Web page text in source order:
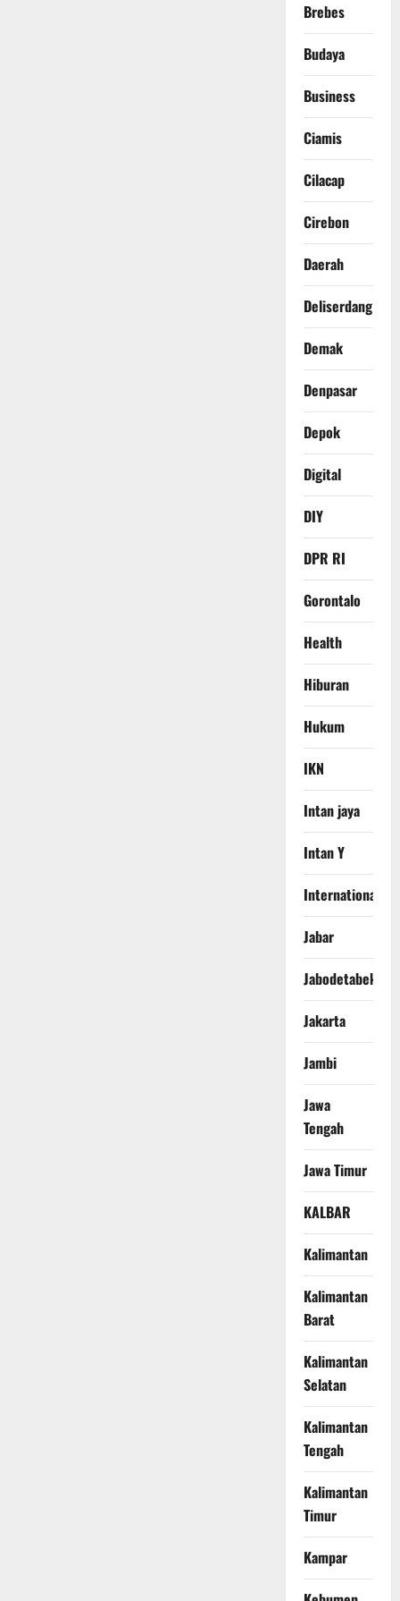
Brebes
Budaya
Business
Ciamis
Cilacap
Cirebon
Daerah
Deliserdang
Demak
Denpasar
Depok
Digital
DIY
DPR RI
Gorontalo
Health
Hiburan
Hukum
IKN
Intan jaya
Intan Y
International
Jabar
Jabodetabek
Jakarta
Jambi
Jawa
Tengah
Jawa Timur
KALBAR
Kalimantan
Kalimantan
Barat
Kalimantan
Selatan
Kalimantan
Tengah
Kalimantan
Timur
Kampar